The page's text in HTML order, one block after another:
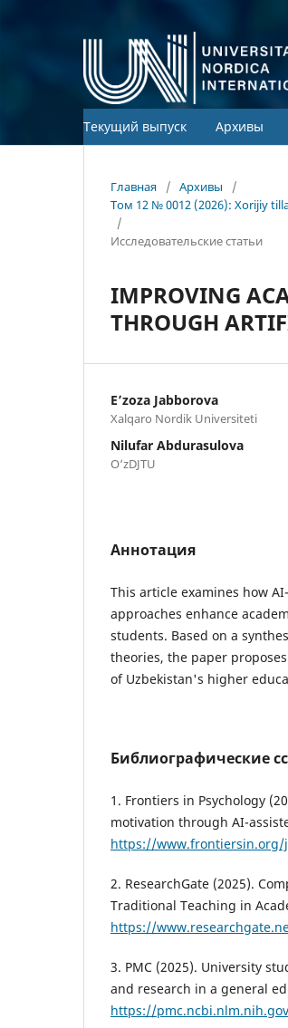
Текущий выпуск Архивы
Главная / Архивы
/
Том 12 № 0012 (2026): Xorijiy
/
Исследовательские статьи
IMPROVING
THROUGH
Eʼzoza Jabborova
Xalqaro Nordik Universiteti
Nilufar Abdurasulova
O‘zDJTU
Аннотация
This article examines how
approaches enhance
students. Based on a
theories, the paper
of Uzbekistan's higher
Библиографические
1. Frontiers in Psychology
motivation through AI-
https://www.frontiersin.org/
2. ResearchGate (2025).
Traditional Teaching in
https://
3. PMC (2025). University
and research in a general
https://